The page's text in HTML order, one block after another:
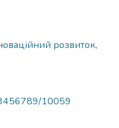
розвиток,
10059